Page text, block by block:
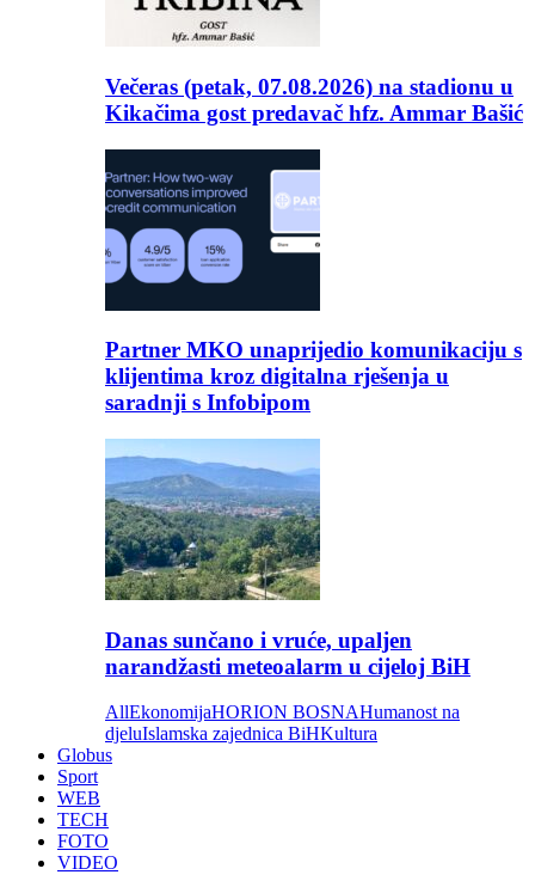
Večeras (petak, 07.08.2026) na stadionu u
Kikačima gost predavač hfz. Ammar Bašić
Partner MKO unaprijedio komunikaciju s
klijentima kroz digitalna rješenja u
saradnji s Infobipom
Danas sunčano i vruće, upaljen
narandžasti meteoalarm u cijeloj BiH
AllEkonomijaHORION BOSNAHumanost na
djeluIslamska zajednica BiHKultura
Globus
Sport
WEB
TECH
FOTO
VIDEO